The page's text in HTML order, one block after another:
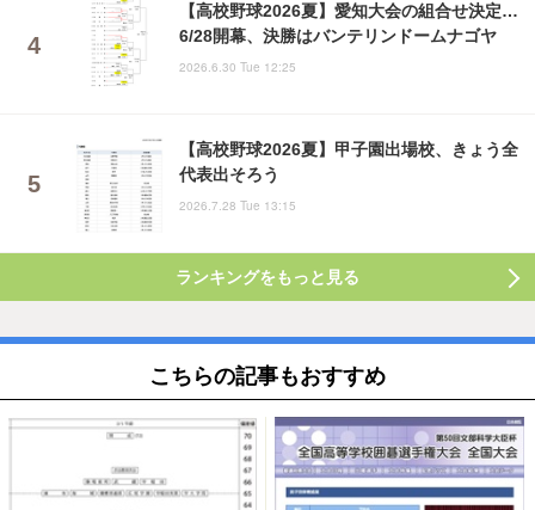
【高校野球2026夏】愛知大会の組合せ決定…
6/28開幕、決勝はバンテリンドームナゴヤ
2026.6.30 Tue 12:25
【高校野球2026夏】甲子園出場校、きょう全
代表出そろう
2026.7.28 Tue 13:15
ランキングをもっと見る
こちらの記事もおすすめ